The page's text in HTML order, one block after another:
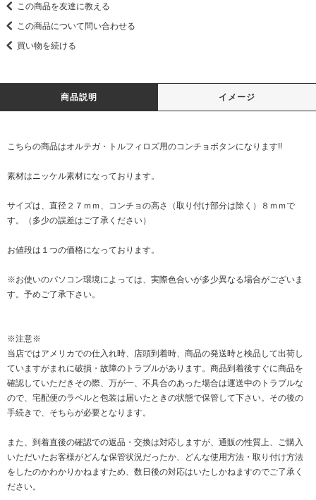
この商品を友達に教える
この商品について問い合わせる
買い物を続ける
商品説明 イメージ
こちらの商品はオルテガ・トルフィロズ用のコンチョボタンになります!!
素材はニッケル素材になっております。
サイズは、直径２７ｍｍ、コンチョの高さ（取り付け部分は除く）８ｍｍで
す。（多少の誤差はご了承ください）
お値段は１つの価格になっております。
※お使いのパソコン環境によっては、実際色合いが多少異なる場合がございま
す。予めご了承下さい。
※注意※
当店ではアメリカでの仕入れ時、店頭到着時、商品の発送時と検品して出荷し
ていますがまれに破損・故障のトラブルがあります。商品到着後すぐに商品を
確認していただきその際、万が一、不具合のあった場合は運送中のトラブルな
ので、宅配便のラベルと包装は届いたときの状態で保管して下さい。その後の
手続きで、そちらが必要となります。
また、到着直後の確認での返品・交換は対応しますが、通販の性質上、ご購入
いただいたお客様がどんな保管状況だったか、どんな使用方法・取り付け方法
をしたのかわかりかねますため、数日後の対応はいたしかねますのでご了承く
ださい。